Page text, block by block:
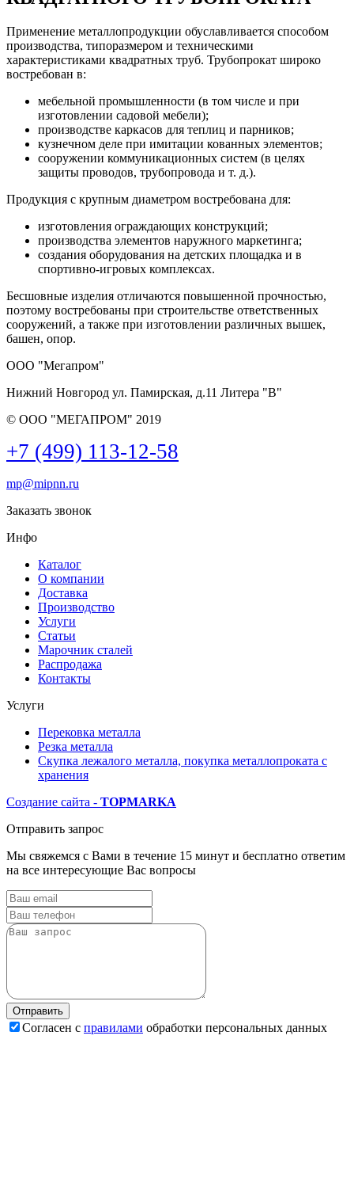
Применение металлопродукции обуславливается способом
производства, типоразмером и техническими
характеристиками квадратных труб. Трубопрокат широко
востребован в:
мебельной промышленности (в том числе и при
изготовлении садовой мебели);
производстве каркасов для теплиц и парников;
кузнечном деле при имитации кованных элементов;
сооружении коммуникационных систем (в целях
защиты проводов, трубопровода и т. д.).
Продукция с крупным диаметром востребована для:
изготовления ограждающих конструкций;
производства элементов наружного маркетинга;
создания оборудования на детских площадка и в
спортивно-игровых комплексах.
Бесшовные изделия отличаются повышенной прочностью,
поэтому востребованы при строительстве ответственных
сооружений, а также при изготовлении различных вышек,
башен, опор.
ООО "Мегапром"
Нижний Новгород ул. Памирская, д.11 Литера "В"
© ООО "МЕГАПРОМ" 2019
+7 (499) 113-12-58
mp@mipnn.ru
Заказать звонок
Инфо
Каталог
О компании
Доставка
Производство
Услуги
Статьи
Марочник сталей
Распродажа
Контакты
Услуги
Перековка металла
Резка металла
Скупка лежалого металла, покупка металлопроката с
хранения
Создание сайта - TOPMARKA
Отправить запрос
Мы свяжемся с Вами в течение 15 минут и бесплатно ответим
на все интересующие Вас вопросы
Согласен с правилами обработки персональных данных